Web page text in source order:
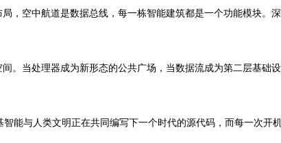
，空中航道是数据总线，每一栋智能建筑都是一个功能模块。
。当处理器成为新形态的公共广场，当数据流成为第二层基础
与人类文明正在共同编写下一个时代的源代码，而每一次开